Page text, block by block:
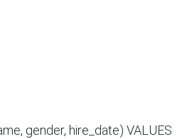
gender, hire_date) VALUES